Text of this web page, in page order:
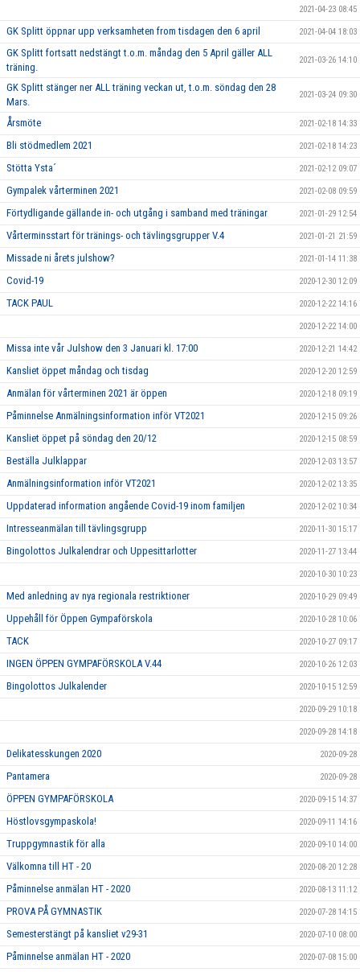
2021-04-23 08:45
GK Splitt öppnar upp verksamheten from tisdagen den 6 april 2021-04-04 18:03
GK Splitt fortsatt nedstängt t.o.m. måndag den 5 April gäller ALL
träning.
2021-03-26 14:10
GK Splitt stänger ner ALL träning veckan ut, t.o.m. söndag den 28
Mars.
2021-03-24 09:30
Årsmöte 2021-02-18 14:33
Bli stödmedlem 2021 2021-02-18 14:23
Stötta Ysta´ 2021-02-12 09:07
Gympalek vårterminen 2021 2021-02-08 09:59
Förtydligande gällande in- och utgång i samband med träningar 2021-01-29 12:54
Vårterminsstart för tränings- och tävlingsgrupper V.4 2021-01-21 21:59
Missade ni årets julshow? 2021-01-14 11:38
Covid-19 2020-12-30 12:09
TACK PAUL 2020-12-22 14:16
2020-12-22 14:00
Missa inte vår Julshow den 3 Januari kl. 17:00 2020-12-21 14:42
Kansliet öppet måndag och tisdag 2020-12-20 12:59
Anmälan för vårterminen 2021 är öppen 2020-12-18 09:19
Påminnelse Anmälningsinformation inför VT2021 2020-12-15 09:26
Kansliet öppet på söndag den 20/12 2020-12-15 08:59
Beställa Julklappar 2020-12-03 13:57
Anmälningsinformation inför VT2021 2020-12-02 13:35
Uppdaterad information angående Covid-19 inom familjen 2020-12-02 10:34
Intresseanmälan till tävlingsgrupp 2020-11-30 15:17
Bingolottos Julkalendrar och Uppesittarlotter 2020-11-27 13:44
2020-10-30 10:23
Med anledning av nya regionala restriktioner 2020-10-29 09:49
Uppehåll för Öppen Gympaförskola 2020-10-28 10:06
TACK 2020-10-27 09:17
INGEN ÖPPEN GYMPAFÖRSKOLA V.44 2020-10-26 12:03
Bingolottos Julkalender 2020-10-15 12:59
2020-09-29 10:18
2020-09-28 14:18
Delikatesskungen 2020 2020-09-28
Pantamera 2020-09-28
ÖPPEN GYMPAFÖRSKOLA 2020-09-15 14:37
Höstlovsgympaskola! 2020-09-11 14:16
Truppgymnastik för alla 2020-09-10 14:00
Välkomna till HT - 20 2020-08-20 12:28
Påminnelse anmälan HT - 2020 2020-08-13 11:12
PROVA PÅ GYMNASTIK 2020-07-28 14:15
Semesterstängt på kansliet v29-31 2020-07-10 08:00
Påminnelse anmälan HT - 2020 2020-07-08 15:00